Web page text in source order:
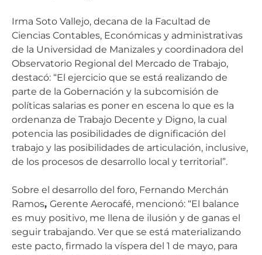
Irma Soto Vallejo, decana de la Facultad de
Ciencias Contables, Económicas y administrativas
de la Universidad de Manizales y coordinadora del
Observatorio Regional del Mercado de Trabajo,
destacó: “El ejercicio que se está realizando de
parte de la Gobernación y la subcomisión de
políticas salarias es poner en escena lo que es la
ordenanza de Trabajo Decente y Digno, la cual
potencia las posibilidades de dignificación del
trabajo y las posibilidades de articulación, inclusive,
de los procesos de desarrollo local y territorial”.
Sobre el desarrollo del foro, Fernando Merchán
Ramos, Gerente Aerocafé, mencionó: “El balance
es muy positivo, me llena de ilusión y de ganas el
seguir trabajando. Ver que se está materializando
este pacto, firmado la víspera del 1 de mayo, para